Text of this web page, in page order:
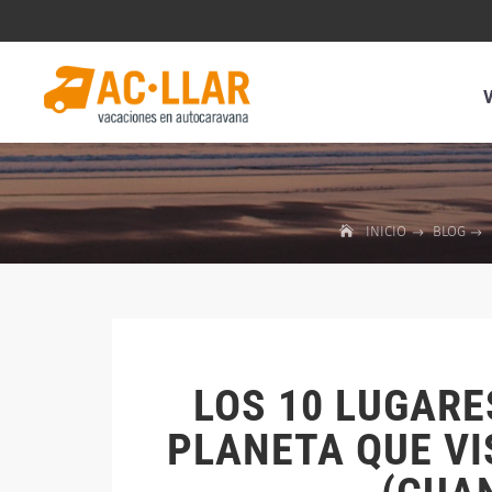
INICIO BLOG
LOS 10
PLANETA QUE